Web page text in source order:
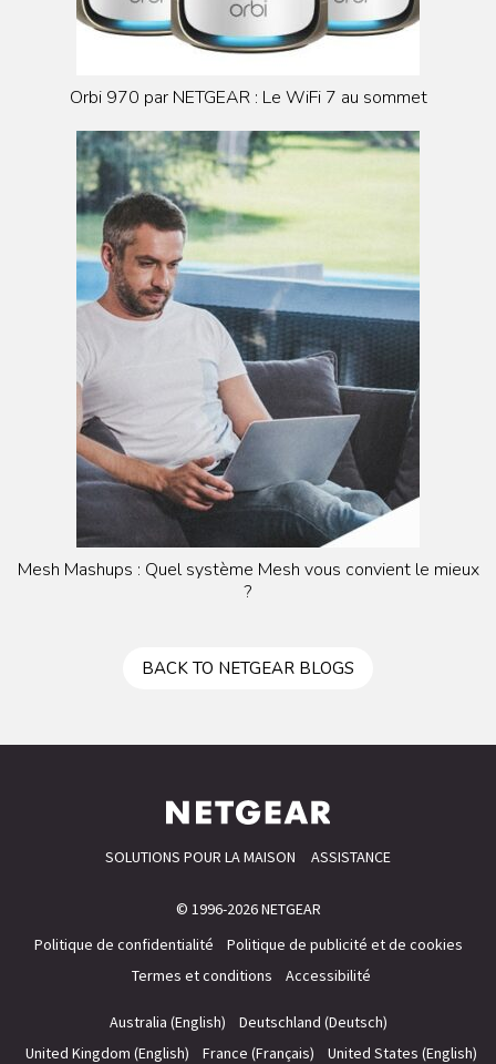
Orbi 970 par NETGEAR : Le WiFi 7 au sommet
Mesh Mashups : Quel système Mesh vous convient le mieux
?
BACK TO NETGEAR BLOGS
SOLUTIONS POUR LA MAISON ASSISTANCE
© 1996-2026 NETGEAR
Politique de confidentialité
Politique de publicité et de cookies
Termes et conditions
Accessibilité
Australia (English)
Deutschland (Deutsch)
United Kingdom (English)
France (Français) United States (English)